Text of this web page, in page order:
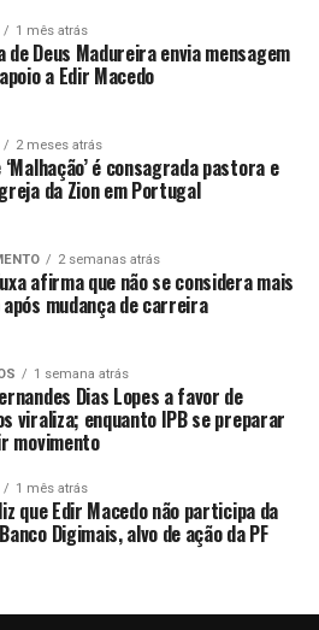
1 mês atrás
de Deus Madureira envia mensagem
a Edir Macedo
2 meses atrás
é consagrada pastora e
da Zion em Portugal
2 semanas atrás
afirma que não se considera mais
mudança de carreira
1 semana atrás
Dias Lopes a favor de
viraliza; enquanto IPB se preparar
movimento
1 mês atrás
que Edir Macedo não participa da
Digimais, alvo de ação da PF